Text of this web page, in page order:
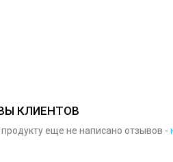
КЛИЕНТОВ
продукту еще не написано отзывов -